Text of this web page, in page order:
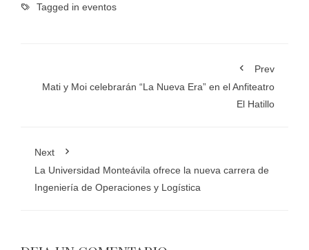
Tagged in eventos
Prev
Mati y Moi celebrarán “La Nueva Era” en el Anfiteatro
El Hatillo
Next
La Universidad Monteávila ofrece la nueva carrera de
Ingeniería de Operaciones y Logística